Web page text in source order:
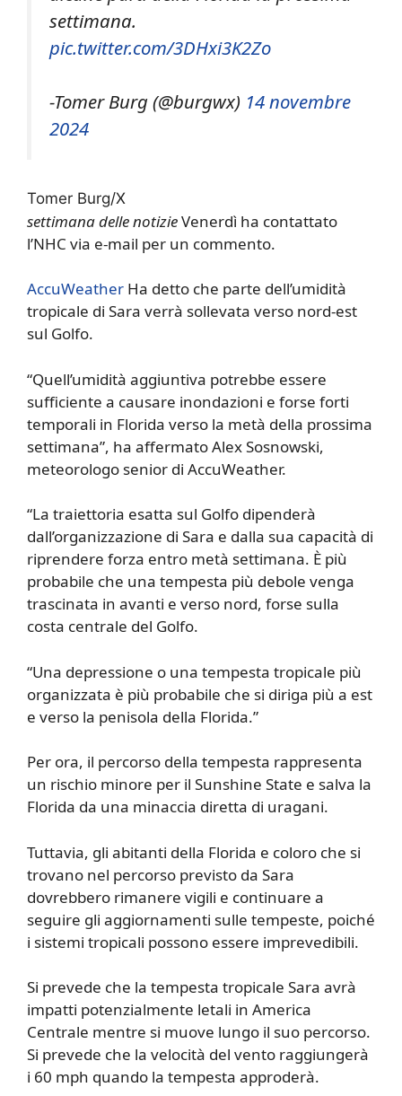
settimana.
pic.twitter.com/3DHxi3K2Zo
-Tomer Burg (@burgwx) 14 novembre
2024
Tomer Burg/X
settimana delle notizieVenerdì ha contattato
l’NHC via e-mail per un commento.
AccuWeather Ha detto che parte dell’umidità
tropicale di Sara verrà sollevata verso nord-est
sul Golfo.
“Quell’umidità aggiuntiva potrebbe essere
sufficiente a causare inondazioni e forse forti
temporali in Florida verso la metà della prossima
settimana”, ha affermato Alex Sosnowski,
meteorologo senior di AccuWeather.
“La traiettoria esatta sul Golfo dipenderà
dall’organizzazione di Sara e dalla sua capacità di
riprendere forza entro metà settimana. È più
probabile che una tempesta più debole venga
trascinata in avanti e verso nord, forse sulla
costa centrale del Golfo.
“Una depressione o una tempesta tropicale più
organizzata è più probabile che si diriga più a est
e verso la penisola della Florida.”
Per ora, il percorso della tempesta rappresenta
un rischio minore per il Sunshine State e salva la
Florida da una minaccia diretta di uragani.
Tuttavia, gli abitanti della Florida e coloro che si
trovano nel percorso previsto da Sara
dovrebbero rimanere vigili e continuare a
seguire gli aggiornamenti sulle tempeste, poiché
i sistemi tropicali possono essere imprevedibili.
Si prevede che la tempesta tropicale Sara avrà
impatti potenzialmente letali in America
Centrale mentre si muove lungo il suo percorso.
Si prevede che la velocità del vento raggiungerà
i 60 mph quando la tempesta approderà.